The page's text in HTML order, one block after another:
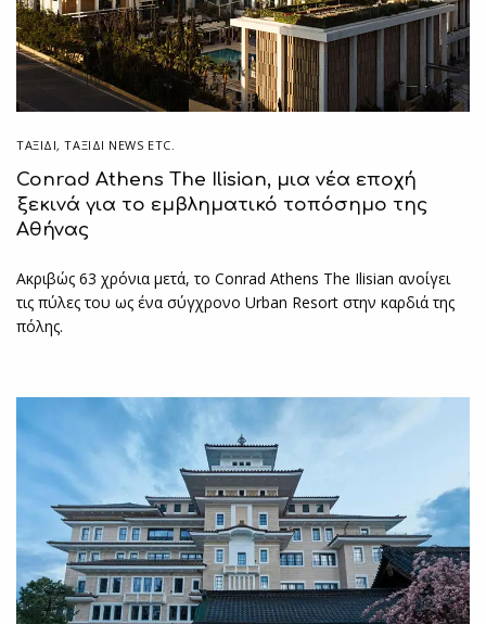
ΤΑΞΙΔΙ,ΤΑΞΊΔΙ NEWS ETC.
Conrad Athens The Ilisian, μια νέα εποχή
ξεκινά για το εμβληματικό τοπόσημο της
Αθήνας
Ακριβώς 63 χρόνια μετά, το Conrad Athens The Ilisian ανοίγει
τις πύλες του ως ένα σύγχρονο Urban Resort στην καρδιά της
πόλης.